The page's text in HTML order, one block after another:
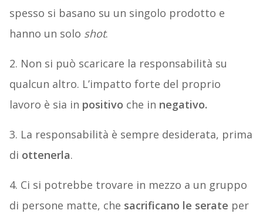
spesso si basano su un singolo prodotto e
hanno un solo shot.
2. Non si può scaricare la responsabilità su
qualcun altro. L’impatto forte del proprio
lavoro è sia in positivo che in negativo.
3. La responsabilità è sempre desiderata, prima
di ottenerla.
4. Ci si potrebbe trovare in mezzo a un gruppo
di persone matte, che sacrificano le serate per